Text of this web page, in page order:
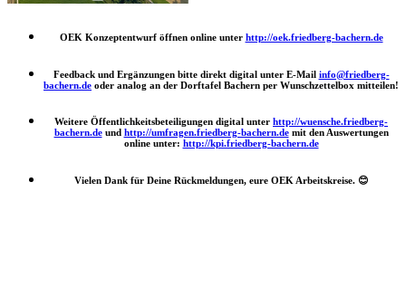
OEK Konzeptentwurf öffnen online unter http://oek.friedberg-bachern.de
Feedback und Ergänzungen bitte direkt digital unter E-Mail info@friedberg-
bachern.de oder analog an der Dorftafel Bachern per Wunschzettelbox mitteilen!
Weitere Öffentlichkeitsbeteiligungen digital unter http://wuensche.friedberg-
bachern.deund http://umfragen.friedberg-bachern.de mit den Auswertungen
online unter: http://kpi.friedberg-bachern.de
Vielen Dank für Deine Rückmeldungen, eure OEK Arbeitskreise. 😊